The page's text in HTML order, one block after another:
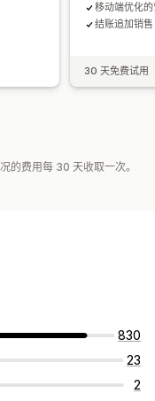
移动端优化
结账追加销
30 天免费试用
的费用每 30 天收取一次。
830
23
2